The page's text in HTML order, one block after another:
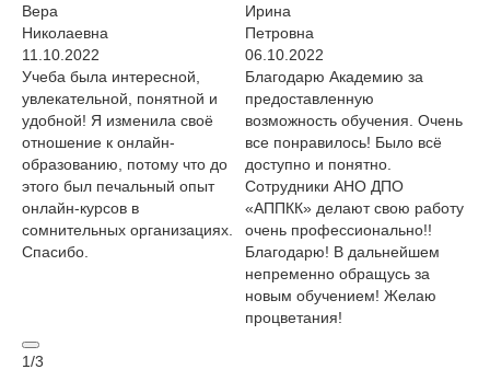
Вера
Николаевна
11.10.2022
Учеба была интересной,
увлекательной, понятной и
удобной! Я изменила своё
отношение к онлайн-
образованию, потому что до
этого был печальный опыт
онлайн-курсов в
сомнительных организациях.
Спасибо.
Ирина
Петровна
06.10.2022
Благодарю Академию за
предоставленную
возможность обучения. Очень
все понравилось! Было всё
доступно и понятно.
Сотрудники АНО ДПО
«АППКК» делают свою работу
очень профессионально!!
Благодарю! В дальнейшем
непременно обращусь за
новым обучением! Желаю
процветания!
1/3